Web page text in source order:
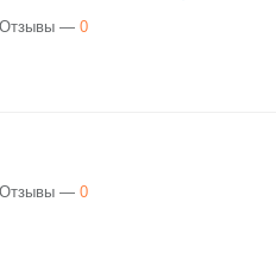
Отзывы — 0
Отзывы — 0